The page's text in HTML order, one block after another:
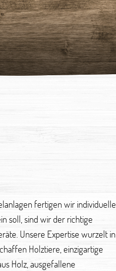
fertigen wir individuelle
soll, sind wir der richtige
Unsere Expertise wurzelt in
Holztiere, einzigartige
Holz, ausgefallene
Hangsicherungen oder Zäune
man träumen kann, kann
wir für Sie Projekte, die noch
und Materialien? — Wir